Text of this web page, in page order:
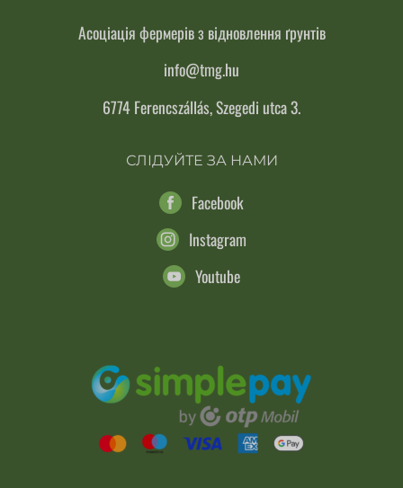
Асоціація фермерів з відновлення ґрунтів
info@tmg.hu
6774 Ferencszállás, Szegedi utca 3.
СЛІДУЙТЕ ЗА НАМИ
Facebook
Instagram
Youtube